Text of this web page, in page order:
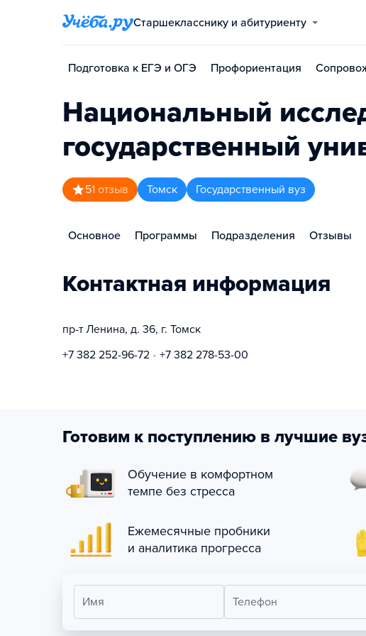
Старшекласснику и абитуриенту
Подготовка к ЕГЭ и ОГЭ Профориентация
Национальный
государственный
51 отзыв Томск Государственный вуз
Основное Программы Подразделения Отзывы
Контактная информация
пр-т Ленина, д. 36, г. Томск
+7 382 252-96-72
+7 382 278-53-00
Готовим к поступлению в лучшие
Обучение в комфортном
темпе без стресса
Ежемесячные пробники
и аналитика прогресса
Имя Телефон